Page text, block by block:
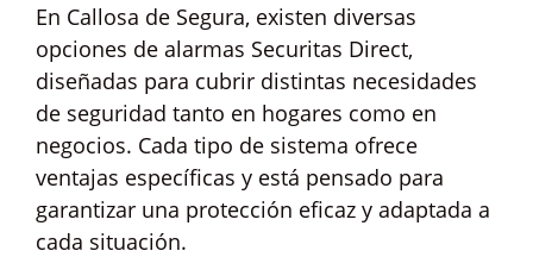
En Callosa de Segura, existen diversas
opciones de alarmas Securitas Direct,
diseñadas para cubrir distintas necesidades
de seguridad tanto en hogares como en
negocios. Cada tipo de sistema ofrece
ventajas específicas y está pensado para
garantizar una protección eficaz y adaptada a
cada situación.